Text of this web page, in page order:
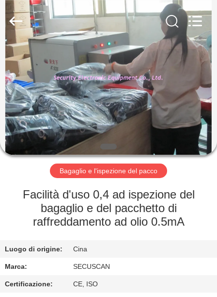
CASA
PRODOTTI
CIRCA
NOI
GIRO
FABBRICA
CONTROLLO
QUALITÀ
CONTATTICI
SECURITY
ELECTRONIC
EQUIPMENT
CO.,
LIMITED.
Rights
Reserved.
Bagaglio e l'ispezione del pacco
Facilità d'uso 0,4 ad ispezione del
bagaglio e del pacchetto di
raffreddamento ad olio 0.5mA
Luogo di origine: Cina
Marca: SECUSCAN
Certificazione: CE, ISO